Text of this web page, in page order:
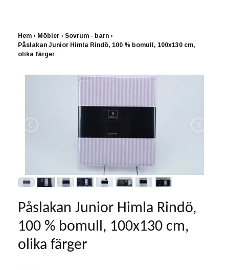
Hem › Möbler › Sovrum - barn ›
Påslakan Junior Himla Rindö, 100 % bomull, 100x130 cm,
olika färger
Påslakan Junior Himla Rindö,
100 % bomull, 100x130 cm,
olika färger